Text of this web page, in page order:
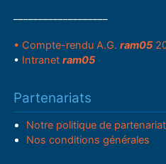
• Compte-rendu A.G.ram05
• Intranetram05
Partenariats
Notre politique de
Nos conditions générales